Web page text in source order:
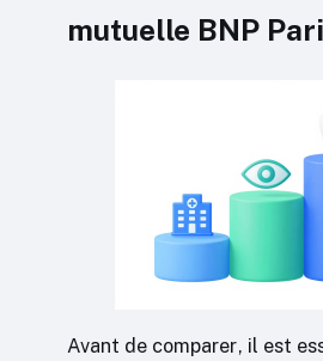
mutuelle BNP
Avant de comparer, il est